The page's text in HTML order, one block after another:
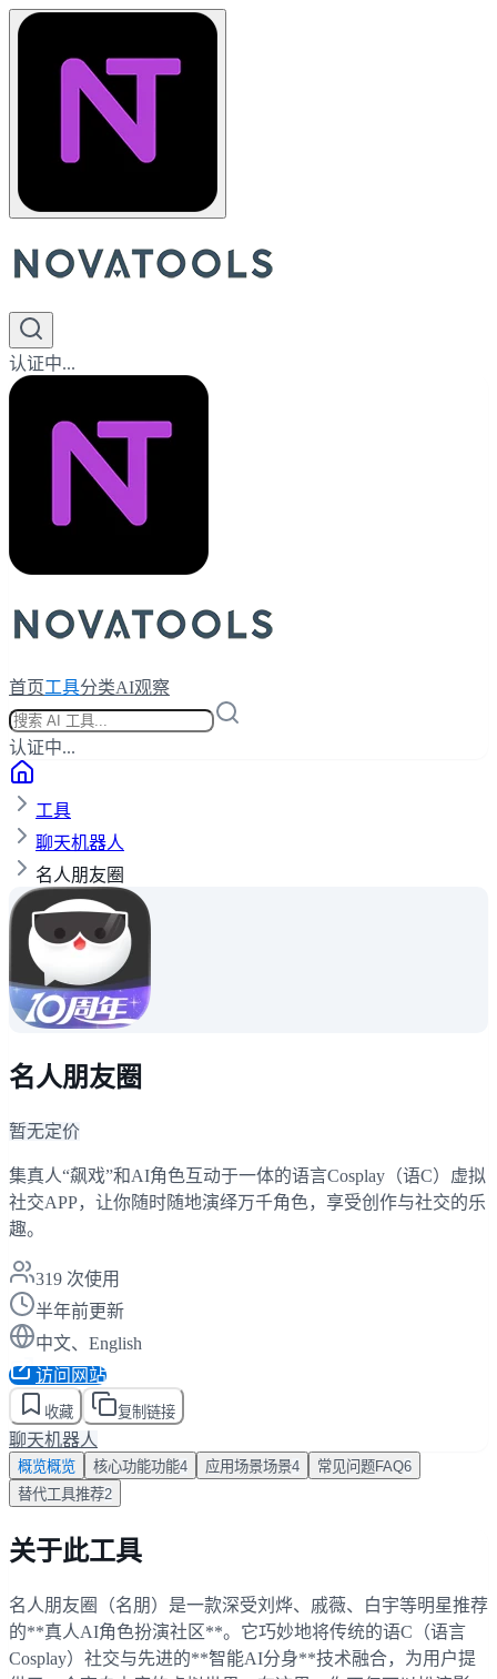
认证中...
首页工具分类AI观察
认证中...
工具
聊天机器人
名人朋友圈
名人朋友圈
暂无定价
集真人“飙戏”和AI角色互动于一体的语言Cosplay（语C）虚拟
社交APP，让你随时随地演绎万千角色，享受创作与社交的乐
趣。
319 次使用
半年前更新
中文、English
访问网站
收藏 复制链接
聊天机器人
概览概览 核心功能功能4 应用场景场景4 常见问题 FAQ6
替代工具推荐2
关于此工具
名人朋友圈（名朋）是一款深受刘烨、戚薇、白宇等明星推荐
的**真人AI角色扮演社区**。它巧妙地将传统的语C（语言
Cosplay）社交与先进的**智能AI分身**技术融合，为用户提